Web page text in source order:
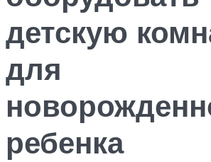
детскую
для
ребенка